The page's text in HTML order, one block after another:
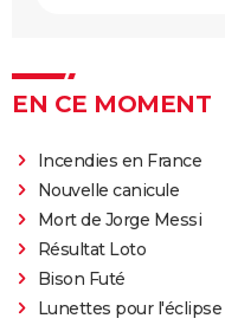
EN CE MOMENT
Incendies en France
Nouvelle canicule
Mort de Jorge Messi
Résultat Loto
Bison Futé
Lunettes pour l'éclipse